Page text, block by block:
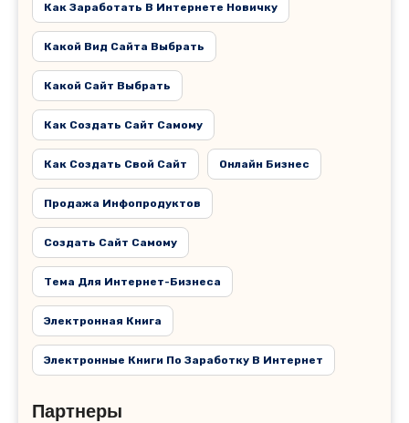
Как Заработать В Интернете Новичку
Какой Вид Сайта Выбрать
Какой Сайт Выбрать
Как Создать Сайт Самому
Как Создать Свой Сайт Онлайн Бизнес
Продажа Инфопродуктов
Создать Сайт Самому
Тема Для Интернет-Бизнеса
Электронная Книга
Электронные Книги По Заработку В Интернет
Партнеры